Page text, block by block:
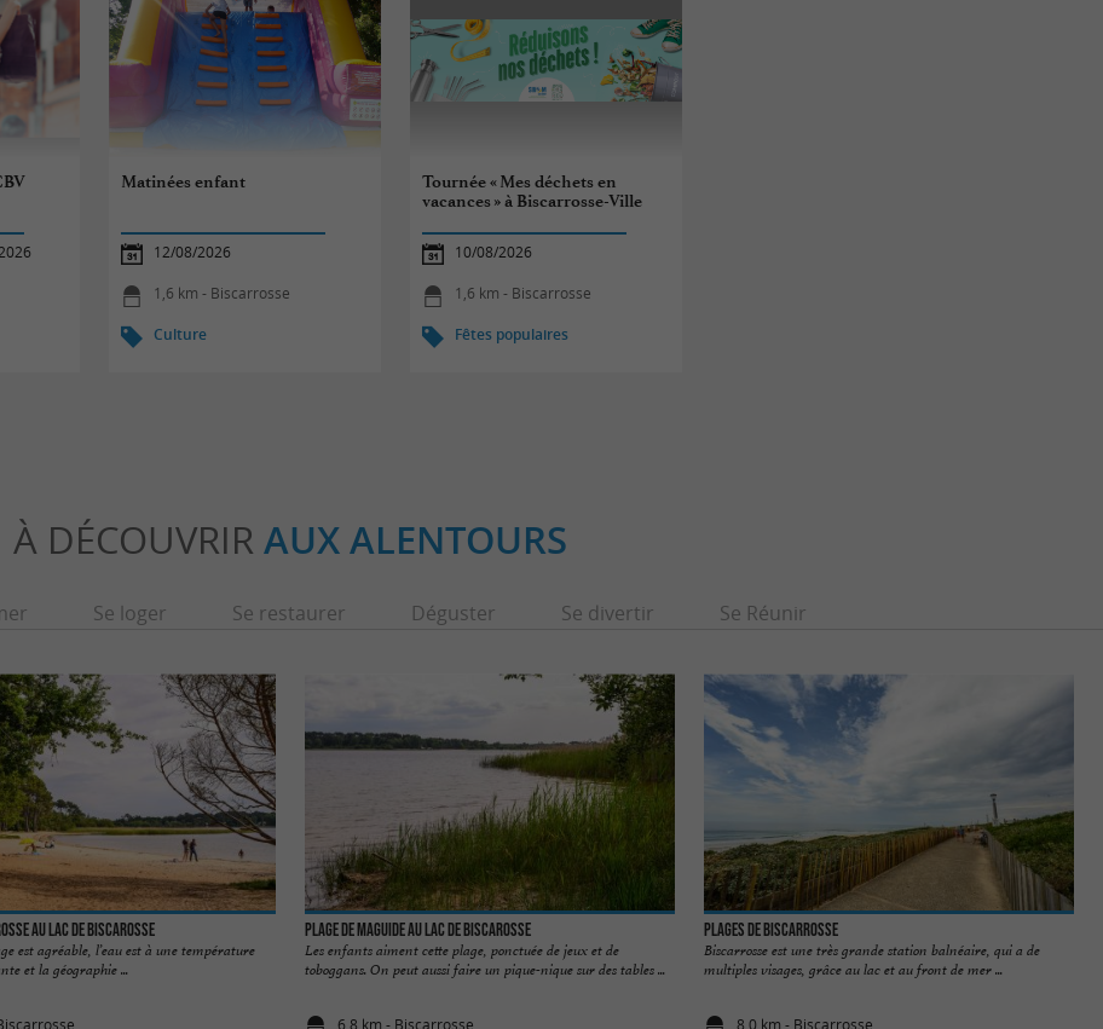
Matinées enfant
12/08/2026
1,6 km - Biscarrosse
Culture
Tournée « Mes déchets en
vacances » à Biscarrosse-Ville
10/08/2026
1,6 km - Biscarrosse
Fêtes populaires
À DÉCOUVRIR AUX ALENTOURS
Se loger Se restaurer Déguster Se divertir Se Réunir
au Lac de Biscarosse
est agréable, l’eau est à une température
et la géographie ...
Plage de Maguide au lac de Biscarosse
Les enfants aiment cette plage, ponctuée de jeux et de
toboggans. On peut aussi faire un pique-nique sur des tables ...
Plages de Biscarrosse
Biscarrosse est une très grande station balnéaire, qui a de
multiples visages, grâce au lac et au front de mer ...